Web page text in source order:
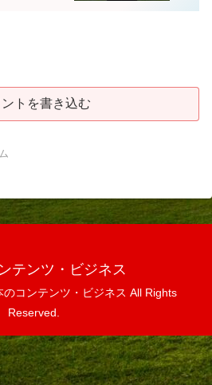
ントを書き込む
テンツ・ビジネス
コンテンツ・ビジネス All Rights
Reserved.